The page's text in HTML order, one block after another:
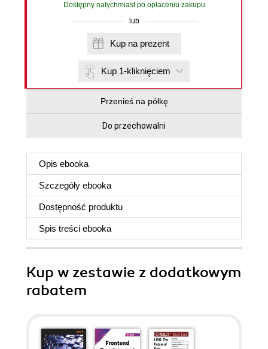
Dostępny natychmiast po opłaceniu zakupu
lub
Kup na prezent
Kup 1-kliknięciem
Przenieś na półkę
Do przechowalni
Opis ebooka
Szczegóły ebooka
Dostępność produktu
Spis treści ebooka
Kup w zestawie z dodatkowym
rabatem